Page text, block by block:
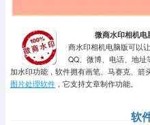
微商水印相机电
商水印相机电脑版可以
QQ、微博、电话、地
加水印功能，软件拥有画笔、马赛克、箭
图片处理软件 ，它支持文章制作功能。
软